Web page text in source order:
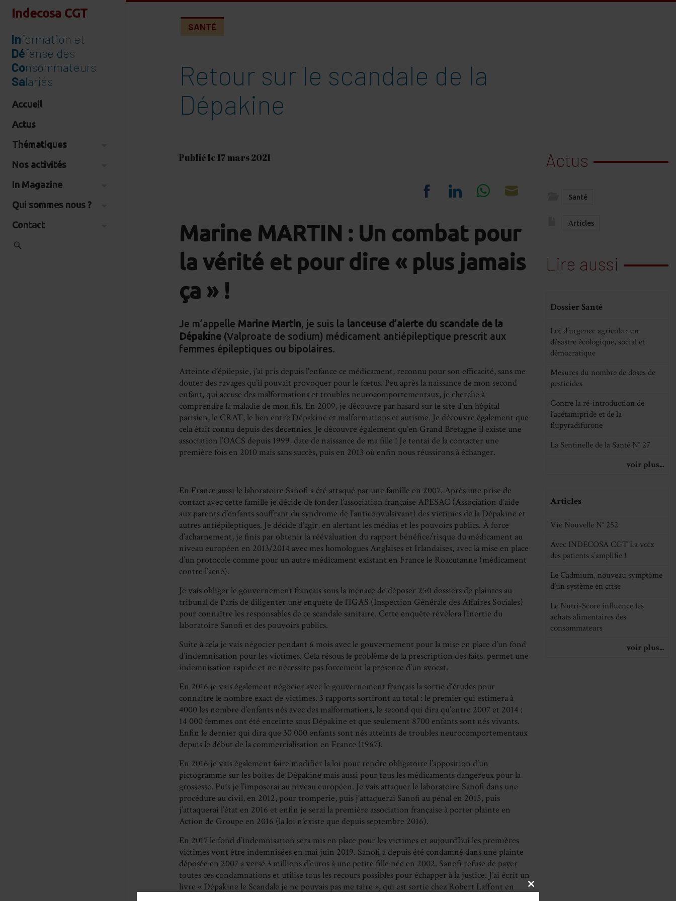
Indecosa CGT
Information et
Défense des
Consommateurs
Salariés
Accueil
Actus
Thématiques
Nos activités
In Magazine
Qui sommes nous ?
Contact
SANTÉ
Retour sur le scandale de la
Dépakine
Publié le 17 mars 2021
on
Facebook
on
LinkedInWhatsApp
Marine MARTIN : Un combat pour
la vérité et pour dire « plus jamais
ça » !
Je m’appelle Marine Martin, je suis la lanceuse d’alerte du scandale de la
Dépakine (Valproate de sodium) médicament antiépileptique prescrit aux
femmes épileptiques ou bipolaires.
Atteinte d’épilepsie, j’ai pris depuis l’enfance ce médicament, reconnu pour son efficacité, sans me
douter des ravages qu’il pouvait provoquer pour le fœtus. Peu après la naissance de mon second
enfant, qui accuse des malformations et troubles neurocomportementaux, je cherche à
comprendre la maladie de mon fils. En 2009, je découvre par hasard sur le site d’un hôpital
parisien, le CRAT, le lien entre Dépakine et malformations et autisme. Je découvre également que
cela était connu depuis des décennies. Je découvre également qu’en Grand Bretagne il existe une
association l’OACS depuis 1999, date de naissance de ma fille ! Je tentai de la contacter une
première fois en 2010 mais sans succès, puis en 2013 où enfin nous réussirons à échanger.
En France aussi le laboratoire Sanofi a été attaqué par une famille en 2007. Après une prise de
contact avec cette famille je décide de fonder l’association française APESAC (Association d’aide
aux parents d’enfants souffrant du syndrome de l’anticonvulsivant) des victimes de la Dépakine et
autres antiépileptiques. Je décide d’agir, en alertant les médias et les pouvoirs publics. À force
d’acharnement, je finis par obtenir la réévaluation du rapport bénéfice/risque du médicament au
niveau européen en 2013/2014 avec mes homologues Anglaises et Irlandaises, avec la mise en place
d’un protocole comme pour un autre médicament existant en France le Roacutanne (médicament
contre l’acné).
Je vais obliger le gouvernement français sous la menace de déposer 250 dossiers de plaintes au
tribunal de Paris de diligenter une enquête de l’IGAS (Inspection Générale des Affaires Sociales)
pour connaître les responsables de ce scandale sanitaire. Cette enquête révèlera l’inertie du
laboratoire Sanofi et des pouvoirs publics.
Suite à cela je vais négocier pendant 6 mois avec le gouvernement pour la mise en place d’un fond
d’indemnisation pour les victimes. Cela résous le problème de la prescription des faits, permet une
indemnisation rapide et ne nécessite pas forcement la présence d’un avocat.
En 2016 je vais également négocier avec le gouvernement français la sortie d‘études pour
connaître le nombre exact de victimes. 3 rapports sortiront au total : le premier qui estimera à
4000 les nombre d’enfants nés avec des malformations, le second qui dira qu’entre 2007 et 2014 :
14 000 femmes ont été enceinte sous Dépakine et que seulement 8700 enfants sont nés vivants.
Enfin le dernier qui dira que 30 000 enfants sont nés atteints de troubles neurocomportementaux
depuis le début de la commercialisation en France (1967).
En 2016 je vais également faire modifier la loi pour rendre obligatoire l’apposition d’un
pictogramme sur les boites de Dépakine mais aussi pour tous les médicaments dangereux pour la
grossesse. Puis je l’imposerai au niveau européen. Je vais attaquer le laboratoire Sanofi dans une
procédure au civil, en 2012, pour tromperie, puis j’attaquerai Sanofi au pénal en 2015, puis
j’attaquerai l’état en 2016 et enfin je serai la première association française à porter plainte en
Action de Groupe en 2016 (la loi n’existe que depuis septembre 2016).
En 2017 le fond d’indemnisation sera mis en place pour les victimes et aujourd’hui les premières
victimes vont être indemnisées en mai juin 2019. Sanofi a depuis été condamné dans une plainte
déposée en 2007 a versé 3 millions d’euros à une petite fille née en 2002. Sanofi refuse de payer
toutes ces condamnations et utilise tous les recours possibles pour échapper à la justice. J’ai écrit un
livre « Dépakine le Scandale je ne pouvais pas me taire », qui est sortie chez Robert Laffont en
Actus
Santé
Articles
Lire aussi
Dossier Santé
Loi d’urgence agricole : un
désastre écologique, social et
démocratique
Mesures du nombre de doses de
pesticides
Contre la ré-introduction de
l’acétamipride et de la
flupyradifurone
La Sentinelle de la Santé N° 27
voir plus...
Articles
Vie Nouvelle N° 252
Avec INDECOSA CGT La voix
des patients s’amplifie !
Le Cadmium, nouveau symptôme
d’un système en crise
Le Nutri-Score influence les
achats alimentaires des
consommateurs
voir plus...